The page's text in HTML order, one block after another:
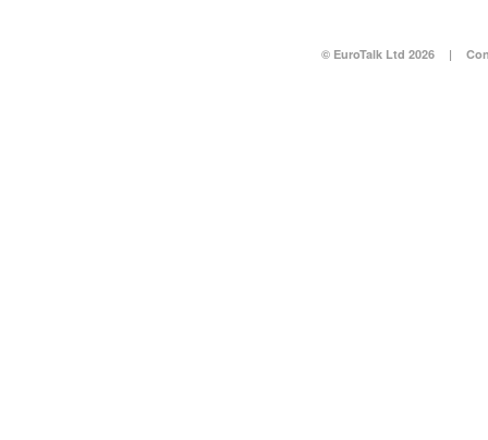
© EuroTalk Ltd 2026 |